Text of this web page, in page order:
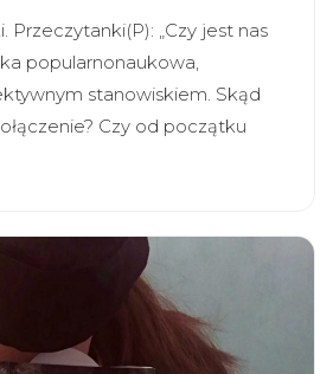
Przeczytanki(P): „Czy jest nas
popularnonaukowa,
stanowiskiem. Skąd
Czy od początku